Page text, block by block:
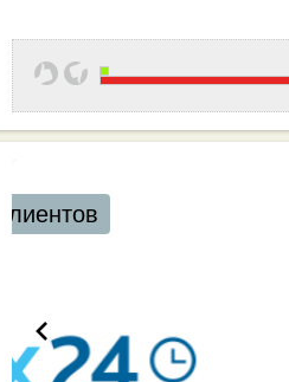
Эффективная